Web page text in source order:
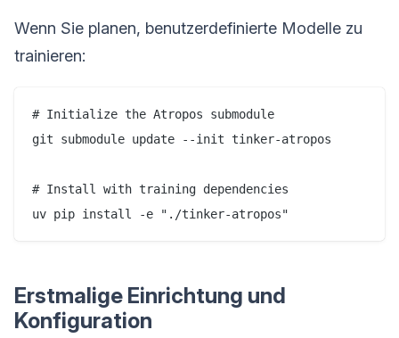
Wenn Sie planen, benutzerdefinierte Modelle zu
trainieren:
# Initialize the Atropos submodule
git submodule update --init tinker-atropos
# Install with training dependencies
uv pip install -e "./tinker-atropos"
Erstmalige Einrichtung und
Konfiguration